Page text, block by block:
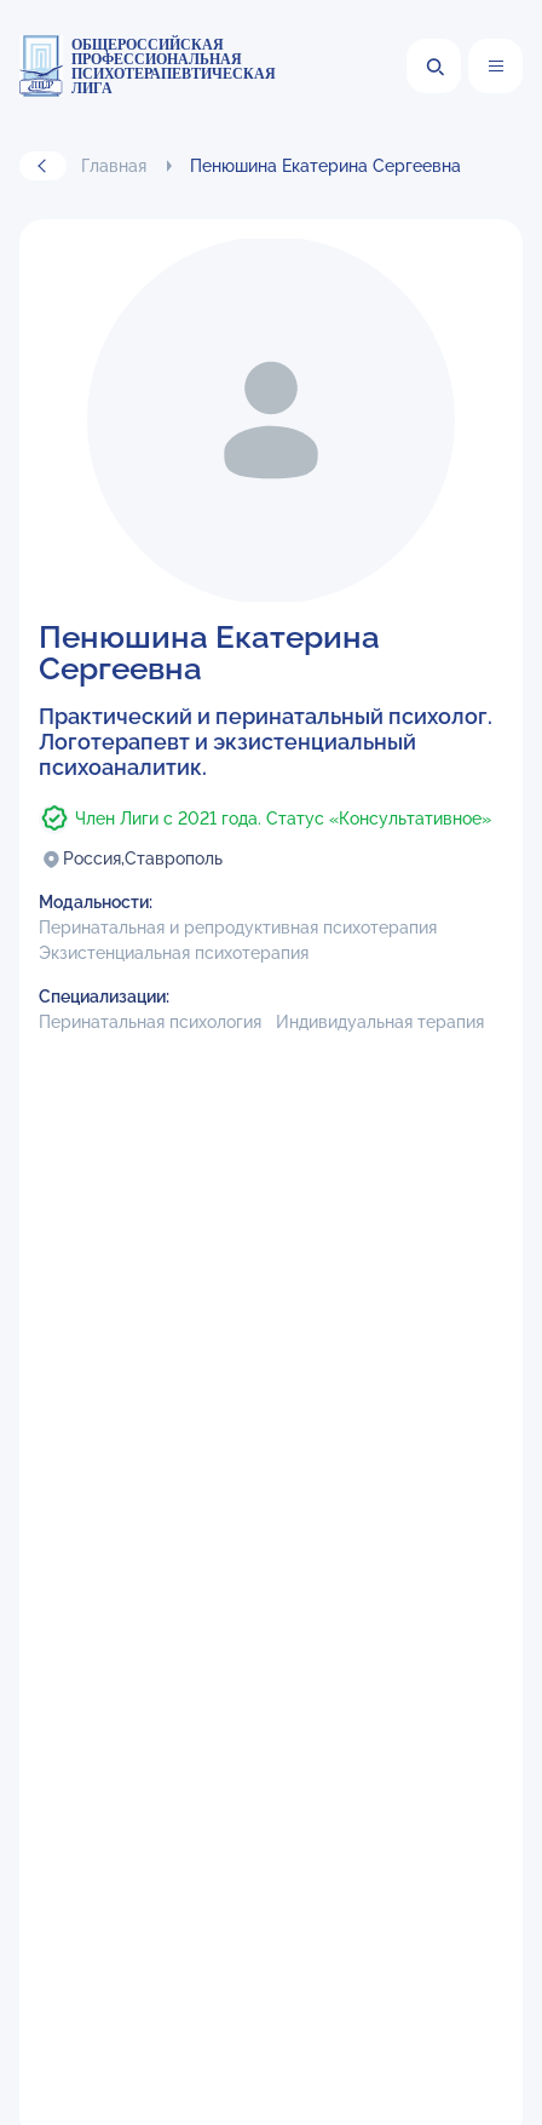
ОБЩЕРОССИЙСКАЯ
ПРОФЕССИОНАЛЬНАЯ
ПСИХОТЕРАПЕВТИЧЕСКАЯ
ЛИГА
Главная Пенюшина Екатерина Сергеевна
Пенюшина Екатерина
Сергеевна
Практический и перинатальный психолог.
Логотерапевт и экзистенциальный
психоаналитик.
Член Лиги с 2021 года. Статус «Консультативное»
Россия,Ставрополь
Модальности:
Перинатальная и репродуктивная психотерапия
Экзистенциальная психотерапия
Специализации:
Перинатальная психология
Индивидуальная терапия